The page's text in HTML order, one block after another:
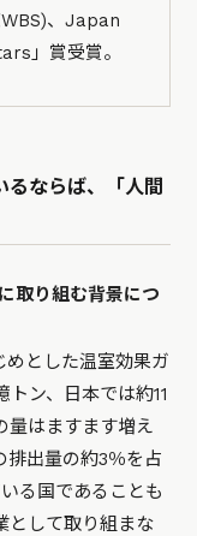
、Japan
」賞受賞。
るならば、「人間
取り組む背景につ
めとした温室効果ガ
ン、日本では約11
量はますます増え
排出量の約3％を占
る国であることも
として取り組まな